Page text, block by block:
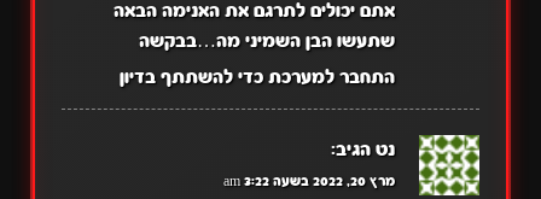
אתם יכולים לתרגם את האנימה הבאה
שתעשו הבן השמיני מה…בבקשה
התחבר למערכת כדי להשתתף בדיון
נט הגיב:
מרץ 20, 2022 בשעה 3:22 am